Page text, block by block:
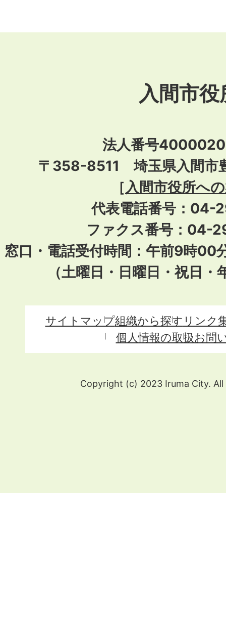
入間市役
法人番号
〒358-8511 埼玉県入間市
［入間市役所へ
代表電話番号：04-
ファクス番号：04-
窓口・電話受付時間：午前9時00
（土曜日・日曜日・祝日
サイトマップ組織から探す リンク
個人情報の取扱お問
Copyright (c) 2023 Iruma City. All